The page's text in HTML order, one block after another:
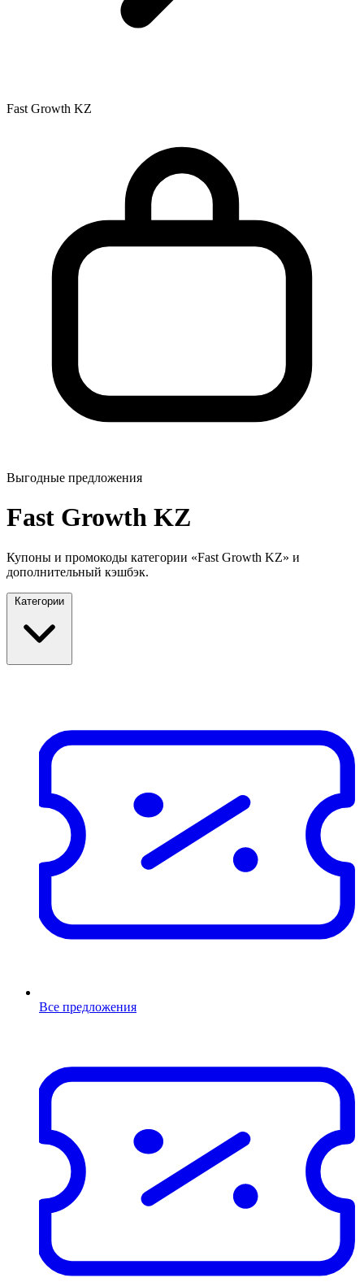
Fast Growth KZ
Выгодные предложения
Fast Growth KZ
Купоны и промокоды категории «Fast Growth KZ» и
дополнительный кэшбэк.
Категории
Все предложения